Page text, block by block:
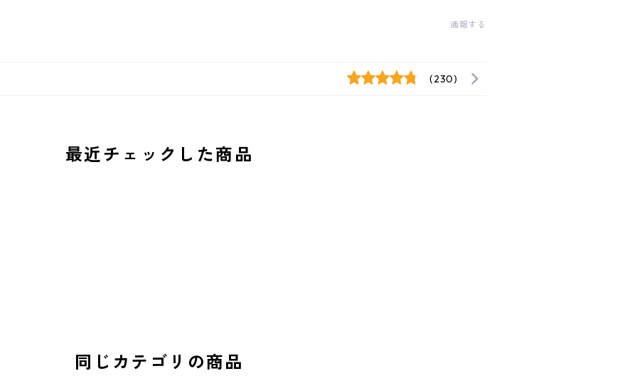
通報する
(230)
最近チェックした商品
同じカテゴリの商品